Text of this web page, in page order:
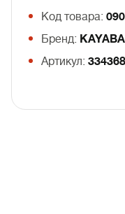
Код товара:
Бренд: KAYABA
Артикул: 334368